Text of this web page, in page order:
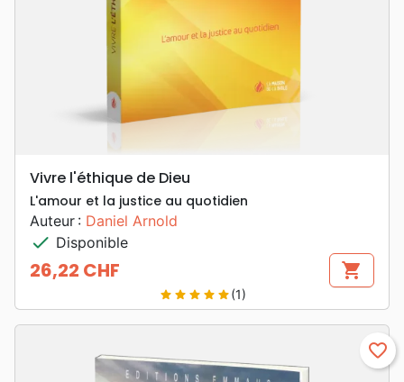
Vivre l'éthique de Dieu
L'amour et la justice au quotidien
Auteur : Daniel Arnold
check Disponible
Prix
26,22 CHF shopping_cart
star star star star star(1)
favorite_border